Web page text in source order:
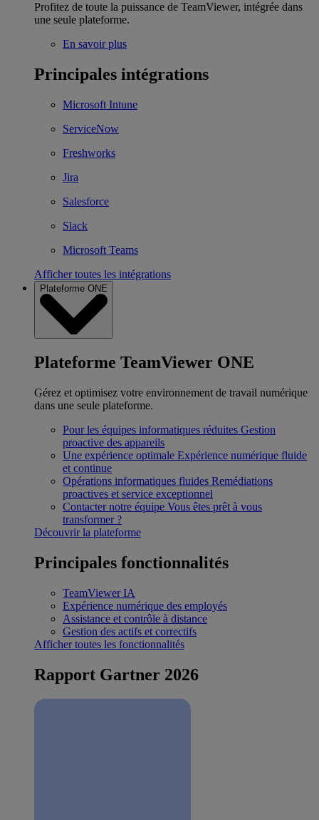
Profitez de toute la puissance de TeamViewer, intégrée dans
une seule plateforme.
En savoir plus
Principales intégrations
Microsoft Intune
ServiceNow
Freshworks
Jira
Salesforce
Slack
Microsoft Teams
Afficher toutes les intégrations
Plateforme ONE
Plateforme TeamViewer ONE
Gérez et optimisez votre environnement de travail numérique
dans une seule plateforme.
Pour les équipes informatiques réduites Gestion
proactive des appareils
Une expérience optimale Expérience numérique fluide
et continue
Opérations informatiques fluides Remédiations
proactives et service exceptionnel
Contacter notre équipe Vous êtes prêt à vous
transformer ?
Découvrir la plateforme
Principales fonctionnalités
TeamViewer IA
Expérience numérique des employés
Assistance et contrôle à distance
Gestion des actifs et correctifs
Afficher toutes les fonctionnalités
Rapport Gartner 2026